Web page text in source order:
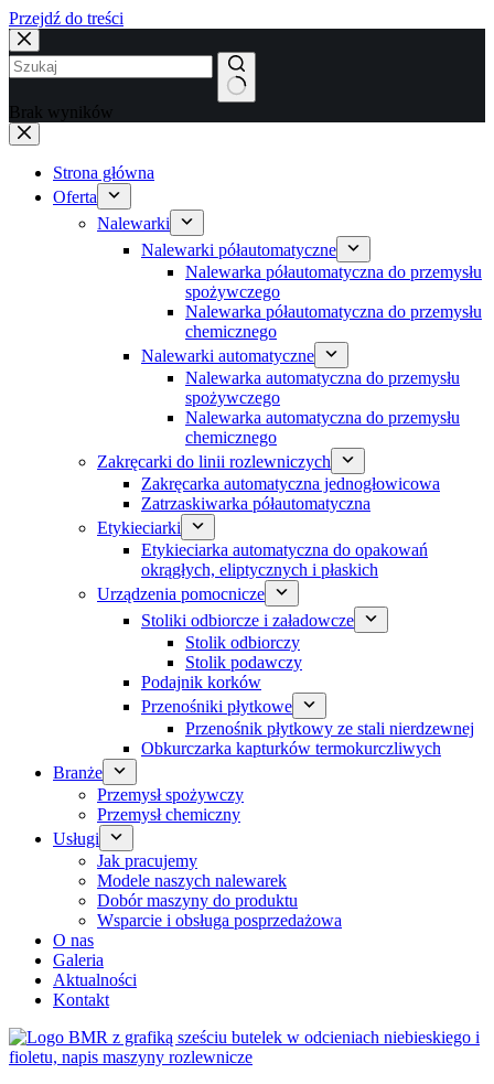
Przejdź do treści
Brak wyników
Strona główna
Oferta
Nalewarki
Nalewarki półautomatyczne
Nalewarka półautomatyczna do przemysłu
spożywczego
Nalewarka półautomatyczna do przemysłu
chemicznego
Nalewarki automatyczne
Nalewarka automatyczna do przemysłu
spożywczego
Nalewarka automatyczna do przemysłu
chemicznego
Zakręcarki do linii rozlewniczych
Zakręcarka automatyczna jednogłowicowa
Zatrzaskiwarka półautomatyczna
Etykieciarki
Etykieciarka automatyczna do opakowań
okrągłych, eliptycznych i płaskich
Urządzenia pomocnicze
Stoliki odbiorcze i załadowcze
Stolik odbiorczy
Stolik podawczy
Podajnik korków
Przenośniki płytkowe
Przenośnik płytkowy ze stali nierdzewnej
Obkurczarka kapturków termokurczliwych
Branże
Przemysł spożywczy
Przemysł chemiczny
Usługi
Jak pracujemy
Modele naszych nalewarek
Dobór maszyny do produktu
Wsparcie i obsługa posprzedażowa
O nas
Galeria
Aktualności
Kontakt